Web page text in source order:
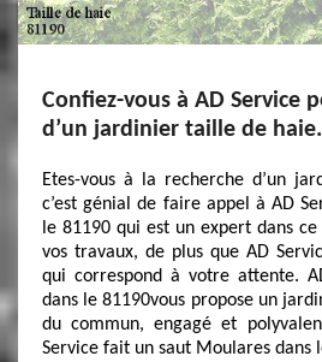
Confiez-vous à AD Service
d’un jardinier taille de haie.
Etes-vous à la recherche d’un
c’est génial de faire appel à AD
le 81190 qui est un expert dans
vos travaux, de plus que AD
qui correspond à votre attente.
dans le 81190vous propose un
du commun, engagé et
Service fait un saut Moulares dans